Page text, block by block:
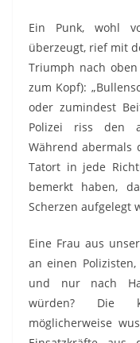
Ein Punk, wohl
überzeugt, rief mit
Triumph nach
zum Kopf):
oder zumindest
Polizei riss den
Während abermals
Tatort in jede
bemerkt haben,
Scherzen aufgelegt
Eine Frau aus
an einen
und nur nach
würden? Die
möglicherweise